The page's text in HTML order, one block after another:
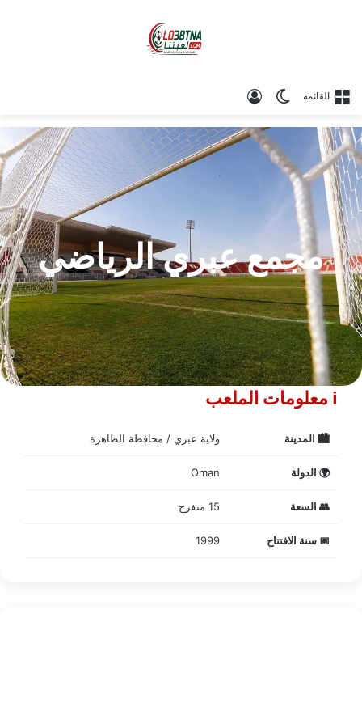
القائمة الوضع المظلم
مجمع عبري الرياضي
ℹ️ معلومات الملعب
🏙️ المدينة ولاية عبري / محافظة الظاهرة
🌍 الدولة Oman
👥 السعة 15 متفرج
📅 سنة الافتتاح 1999